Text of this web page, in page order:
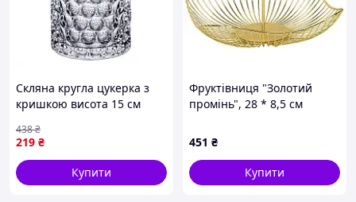
Скляна кругла цукерка з
кришкою висота 15 см
219 ₴
438₴
Купити
Фруктівниця "Золотий
промінь", 28 * 8,5 см
451 ₴
Купити